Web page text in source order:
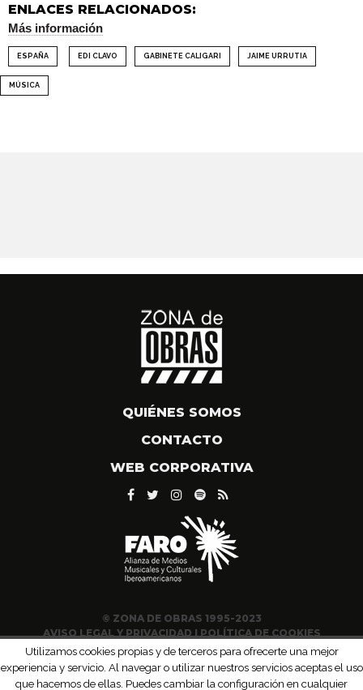
ENLACES RELACIONADOS:
Más información
ESPAÑA EDI CLAVO GABINETE CALIGARI JAIME URRUTIA
MÚSICA
QUIÉNES SOMOS
CONTACTO
WEB CORPORATIVA
© ZONA DE OBRAS 1995-2023
AVISO LEGAL Y PRIVACIDAD | POLÍTICA DE COOKIES
Utilizamos cookies propias y de terceros para ofrecerte una mejor
experiencia y servicio. Al navegar o utilizar nuestros servicios aceptas el uso
que hacemos de ellas. Puedes cambiar la configuración en cualquier